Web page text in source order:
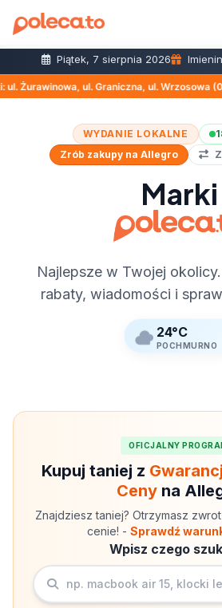
Piątek, 7 sierpnia 2026
Graniczna, ul. Wrzosowa (07.08 10:00 –
WYDANIE LOKALNE
Zrób zakupy na Allegro
Marki
Najlepsze w Twojej
rabaty, wiadomości i
24°C
POCHMURNO
OFICJALNY
Kupuj taniej z
Cenyna
Znajdziesz taniej? Otrzymasz
cenie! - Sprawdź
Wpisz czego